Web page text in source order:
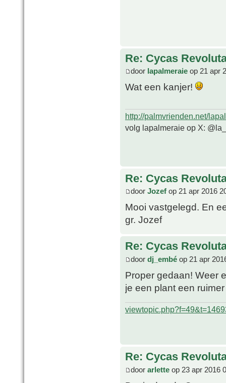
Re: Cycas
door lapalmeraie op 21 apr
Wat een kanjer!
http://palmvrienden.net/
volg lapalmeraie op X:
Re: Cycas
door Jozef op 21 apr 2016
Mooi vastgelegd. En
gr. Jozef
Re: Cycas
door dj_embé op 21 apr
Proper gedaan! Weer
je een plant een
Re: Cycas
door arlette op 23 apr 2016